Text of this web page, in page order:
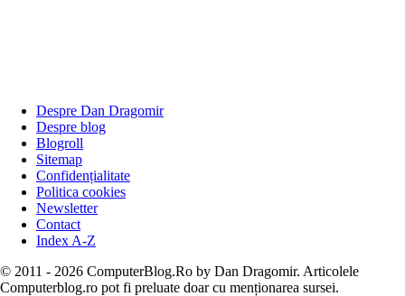
Despre Dan Dragomir
Despre blog
Blogroll
Sitemap
Confidențialitate
Politica cookies
Newsletter
Contact
Index A-Z
© 2011 - 2026 ComputerBlog.Ro by Dan Dragomir. Articolele
Computerblog.ro pot fi preluate doar cu menționarea sursei.